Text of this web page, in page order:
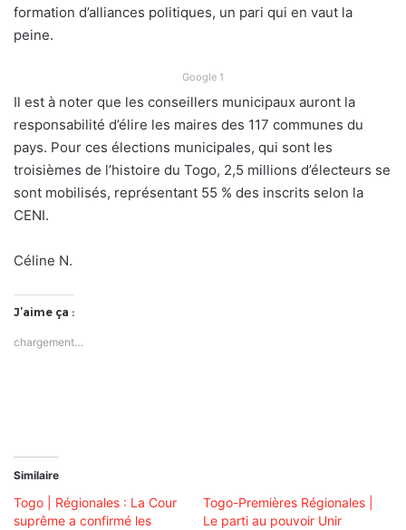
formation d’alliances politiques, un pari qui en vaut la
peine.
Google 1
Il est à noter que les conseillers municipaux auront la
responsabilité d’élire les maires des 117 communes du
pays. Pour ces élections municipales, qui sont les
troisièmes de l’histoire du Togo, 2,5 millions d’électeurs se
sont mobilisés, représentant 55 % des inscrits selon la
CENI.
Céline N.
J’aime ça :
chargement…
Similaire
Togo | Régionales : La Cour
suprême a confirmé les
Togo-Premières Régionales |
Le parti au pouvoir Unir